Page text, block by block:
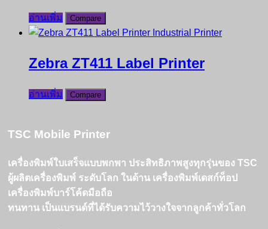
อ่านเพิ่ม Compare
Zebra ZT411 Label Printer
อ่านเพิ่ม Compare
TSC Mobile Printer
เครื่องพิมพ์ใบเสร็จแบบพกพา ประสิทธิภาพสูงทุกรุ่นของ TSC
ผู้ผลิตเครื่องพิมพ์ ระดับโลก ในด้าน เครื่องพิมพ์เดสก์ท็อป
เครื่องพิมพ์บาร์โค้ดมือถือ
ทนทาน เป็นแบรนด์ที่ได้รับความไว้วางใจจากลูกค้าทั่วโลก